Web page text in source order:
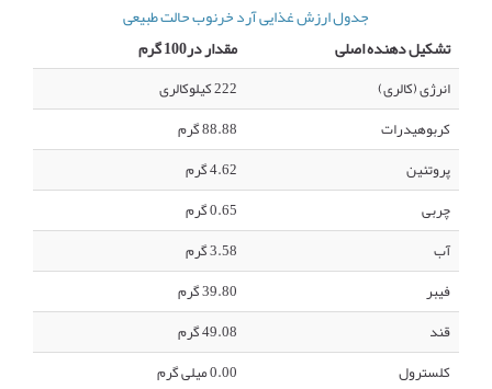
جدول ارزش غذایی آرد خرنوب حالت طبیعی
تشکیل دهنده اصلی
مقدار در100 گرم
انرژی (کالری)
222 کیلوکالری
کربوهیدرات
88.88 گرم
پروتئین
4.62 گرم
چربی
0.65 گرم
آب
3.58 گرم
فیبر
39.80 گرم
قند
49.08 گرم
کلسترول
0.00 میلی گرم